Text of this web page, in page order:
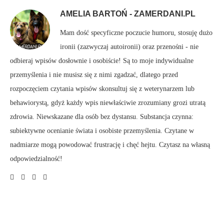
AMELIA BARTOŃ - ZAMERDANI.PL
Mam dość specyficzne poczucie humoru, stosuję dużo
ironii (zazwyczaj autoironii) oraz przenośni - nie
odbieraj wpisów dosłownie i osobiście! Są to moje indywidualne
przemyślenia i nie musisz się z nimi zgadzać, dlatego przed
rozpoczęciem czytania wpisów skonsultuj się z weterynarzem lub
behawiorystą, gdyż każdy wpis niewłaściwie zrozumiany grozi utratą
zdrowia. Niewskazane dla osób bez dystansu. Substancja czynna:
subiektywne ocenianie świata i osobiste przemyślenia. Czytane w
nadmiarze mogą powodować frustrację i chęć hejtu. Czytasz na własną
odpowiedzialność!